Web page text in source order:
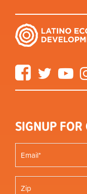
FacebookTwitter
SIGNUP